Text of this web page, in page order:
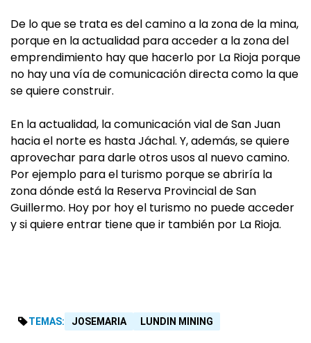
De lo que se trata es del camino a la zona de la mina,
porque en la actualidad para acceder a la zona del
emprendimiento hay que hacerlo por La Rioja porque
no hay una vía de comunicación directa como la que
se quiere construir.
En la actualidad, la comunicación vial de San Juan
hacia el norte es hasta Jáchal. Y, además, se quiere
aprovechar para darle otros usos al nuevo camino.
Por ejemplo para el turismo porque se abriría la
zona dónde está la Reserva Provincial de San
Guillermo. Hoy por hoy el turismo no puede acceder
y si quiere entrar tiene que ir también por La Rioja.
TEMAS: JOSEMARIA LUNDIN MINING